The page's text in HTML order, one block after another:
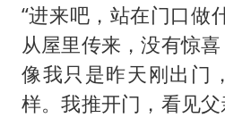
“进来吧，站在门口做
从屋里传来，没有惊
像我只是昨天刚出门
样。我推开门，看见